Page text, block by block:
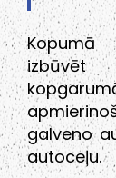
izbūvēt
galveno
autoceļu.